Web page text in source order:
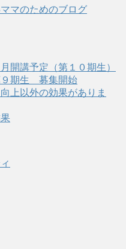
マのためのブログ
開講予定（第１０期生）
９期生 募集開始
上以外の効果がありま